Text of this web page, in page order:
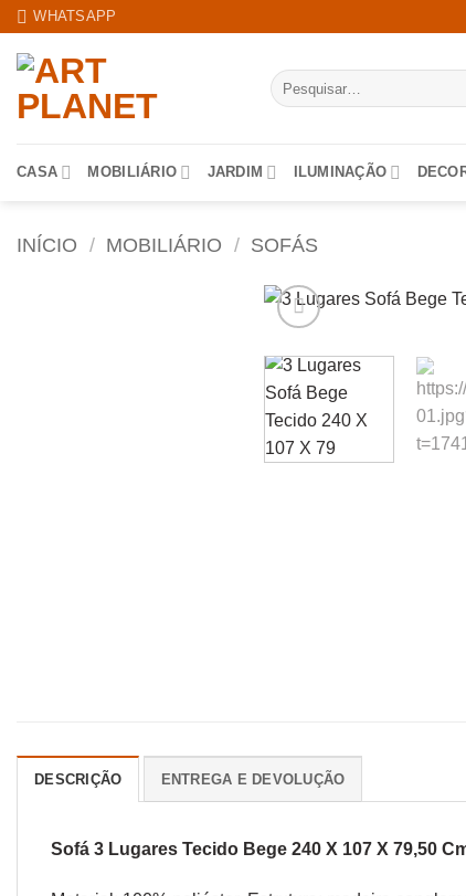
Skip
content
WHATSAPP
Pesquisar
por:
CASA MOBILIÁRIO JARDIM ILUMINAÇÃO
INÍCIO / MOBILIÁRIO / SOFÁS
DESCRIÇÃO ENTREGA E DEVOLUÇÃO
Sofá 3 Lugares Tecido Bege 240 X 107 X 79,50